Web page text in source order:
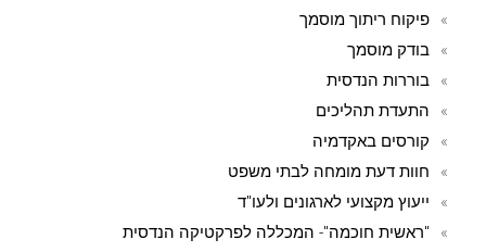
פיקוח ריתוך מוסמך
בודק מוסמך
בוררות הנדסית
התעדת תהליכים
קורסים באקדמיה
חוות דעת מומחה לבתי משפט
ייעוץ מקצועי לארגונים ולעו"ד
"ראשית חוכמה"- המכללה לפרקטיקה הנדסית